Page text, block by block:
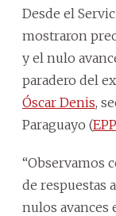
Desde el
mostraron
y el nulo
paradero del
Óscar Denis,
Paraguayo (EPP
“Observamos
de respuestas
nulos avances